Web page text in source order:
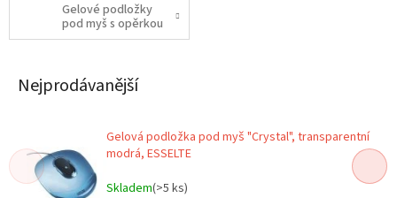
Gelové podložky
pod myš s opěrkou
Nejprodávanější
Gelová podložka pod myš "Crystal", transparentní
modrá, ESSELTE
Skladem(>5 ks)